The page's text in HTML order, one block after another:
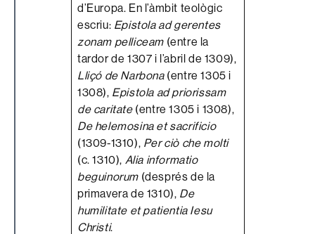
d’Europa. En l’àmbit teològic
escriu: Epistola ad gerentes
zonam pelliceam (entre la
tardor de 1307 i l’abril de 1309),
Lliçó de Narbona(entre 1305 i
1308), Epistola ad priorissam
de caritate (entre 1305 i 1308),
De helemosina et sacrificio
(1309-1310), Per ciò che molti
(c. 1310), Alia informatio
beguinorum (després de la
primavera de 1310), De
humilitate et patientia Iesu
Christi.